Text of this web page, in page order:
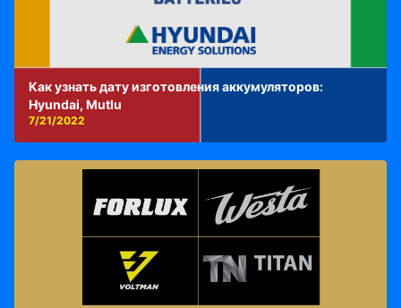
Как узнать дату изготовления аккумуляторов:
Hyundai, Mutlu
7/21/2022